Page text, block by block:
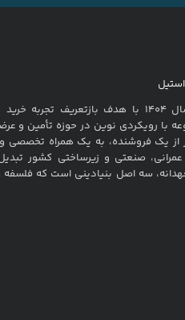
شرکت مهتاب استیل پرداز در سال ۱۴۰۴ با هدف بازتعریف
با رویکردی نوین در حوزه تأمین و
از یک فروشنده، به یک همراه تخصصی
صنعتی و زیرساختی کشور
سه اصل بنیادینی است که